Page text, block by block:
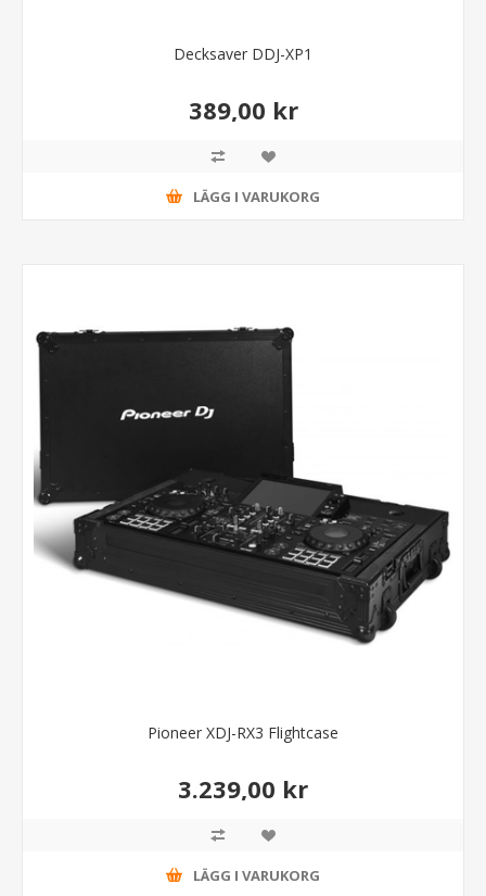
Decksaver DDJ-XP1
389,00 kr
LÄGG I VARUKORG
Pioneer XDJ-RX3 Flightcase
3.239,00 kr
LÄGG I VARUKORG